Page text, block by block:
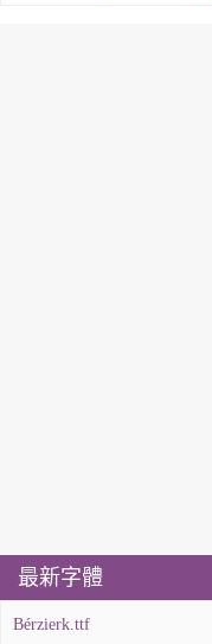
最新字體
Bérzierk.ttf